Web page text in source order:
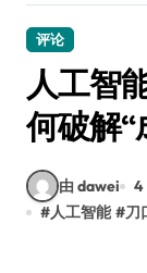
评论
人工智
何破解“
由 dawei 4
#人工智能 #刀